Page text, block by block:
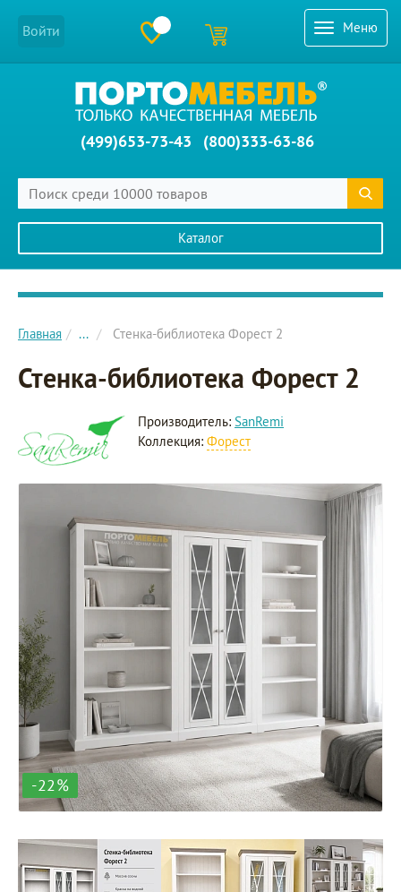
Меню
Войти
(499)653-73-43 (800)333-63-86
Каталог
Главное меню сайта
Главная ... Стенка-библиотека Форест 2
Стенка-библиотека Форест 2
Производитель: SanRemi
Коллекция: Форест
-22%